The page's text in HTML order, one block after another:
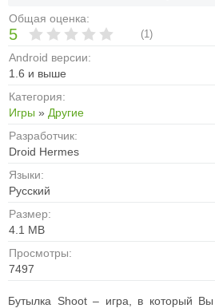
Общая оценка:
5 (1)
Android версии:
1.6 и выше
Категория:
Игры » Другие
Разработчик:
Droid Hermes
Языки:
Русский
Размер:
4.1 MB
Просмотры:
7497
Бутылка Shoot – игра, в который